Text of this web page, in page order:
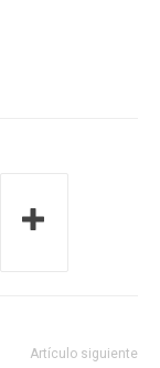
Artículo siguiente